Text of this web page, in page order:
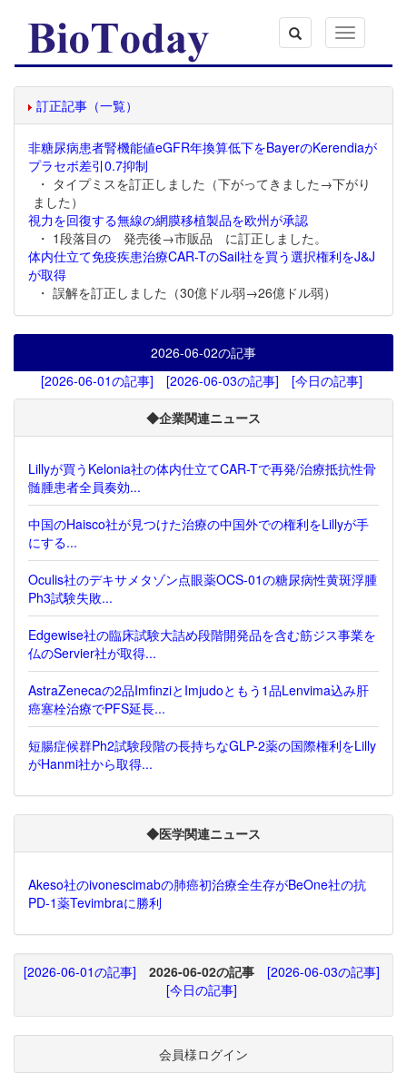
Toggle
navigation
訂正記事（一覧）
非糖尿病患者腎機能値eGFR年換算低下をBayerのKerendiaが
プラセボ差引0.7抑制
・ タイプミスを訂正しました（下がってきました→下がり
ました）
視力を回復する無線の網膜移植製品を欧州が承認
・ 1段落目の 発売後→市販品 に訂正しました。
体内仕立て免疫疾患治療CAR-TのSail社を買う選択権利をJ&J
が取得
・ 誤解を訂正しました（30億ドル弱→26億ドル弱）
2026-06-02の記事
[2026-06-01の記事]
[2026-06-03の記事] [今日の記事]
◆企業関連ニュース
Lillyが買うKelonia社の体内仕立てCAR-Tで再発/治療抵抗性骨
髄腫患者全員奏効...
中国のHaisco社が見つけた治療の中国外での権利をLillyが手
にする...
Oculis社のデキサメタゾン点眼薬OCS-01の糖尿病性黄斑浮腫
Ph3試験失敗...
Edgewise社の臨床試験大詰め段階開発品を含む筋ジス事業を
仏のServier社が取得...
AstraZenecaの2品ImfinziとImjudoともう1品Lenvima込み肝
癌塞栓治療でPFS延長...
短腸症候群Ph2試験段階の長持ちなGLP-2薬の国際権利をLilly
がHanmi社から取得...
◆医学関連ニュース
Akeso社のivonescimabの肺癌初治療全生存がBeOne社の抗
PD-1薬Tevimbraに勝利
[2026-06-01の記事] 2026-06-02の記事
[2026-06-03の記事]
[今日の記事]
会員様ログイン